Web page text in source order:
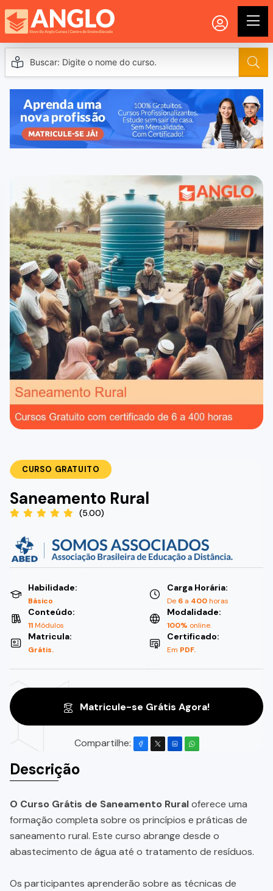
CURSO GRATUITO
Saneamento Rural
(5.00)
Habilidade:
Básico
Carga Horária:
De 6 a 400horas
Conteúdo:
11Módulos
Modalidade:
100% online.
Matricula:
Grátis.
Certificado:
Em PDF.
Matricule-se Grátis Agora!
Compartilhe:
Descrição
O Curso Grátis de Saneamento Ruraloferece uma
formação completa sobre os princípios e práticas de
saneamento rural. Este curso abrange desde o
abastecimento de água até o tratamento de resíduos.
Os participantes aprenderão sobre as técnicas de